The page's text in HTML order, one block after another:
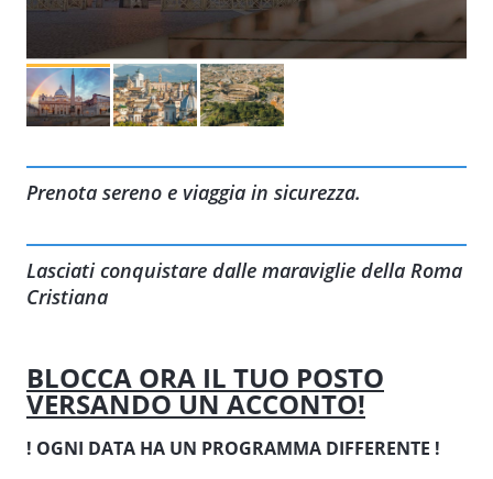
Prenota sereno e viaggia in sicurezza.
Lasciati conquistare dalle maraviglie della Roma
Cristiana
BLOCCA ORA IL TUO POSTO
VERSANDO UN ACCONTO!
! OGNI DATA HA UN PROGRAMMA DIFFERENTE !